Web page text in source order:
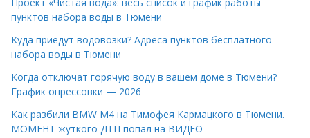
пунктов набора воды в Тюмени
Куда приедут водовозки? Адреса пунктов бесплатного
набора воды в Тюмени
Когда отключат горячую воду в вашем доме в Тюмени?
График опрессовки — 2026
Как разбили BMW M4 на Тимофея Кармацкого в Тюмени.
МОМЕНТ жуткого ДТП попал на ВИДЕО